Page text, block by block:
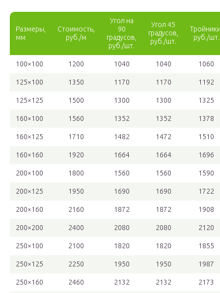
Размеры,
мм
Стоимость,
руб./м
Угол на
90
градусов,
руб./шт.
Угол 45
градусов,
руб./шт.
руб./шт.
100×100 1200 1040 1040 1060
125×100 1350 1170 1170 1192
125×125 1500 1300 1300 1325
160×100 1560 1352 1352 1378
160×125 1710 1482 1472 1510
160×160 1920 1664 1664 1696
200×100 1800 1560 1560 1590
200×125 1950 1690 1690 1722
200×160 2160 1872 1872 1908
200×200 2400 2080 2080 2120
250×100 2100 1820 1820 1855
250×125 2250 1950 1950 1987
250×160 2460 2132 2132 2173